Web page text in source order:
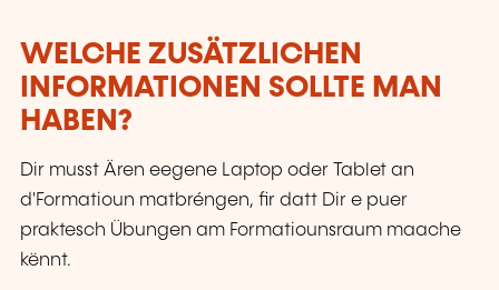
WELCHE ZUSÄTZLICHEN
INFORMATIONEN SOLLTE MAN
HABEN?
Dir musst Ären eegene Laptop oder Tablet an
d'Formatioun matbréngen, fir datt Dir e puer
praktesch Übungen am Formatiounsraum maache
kënnt.